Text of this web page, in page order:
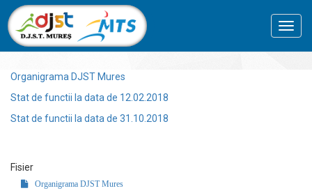
Organigrama DJST Mures
Stat de functii la data de 12.02.2018
Stat de functii la data de 31.10.2018
Fisier
Organigrama DJST Mures